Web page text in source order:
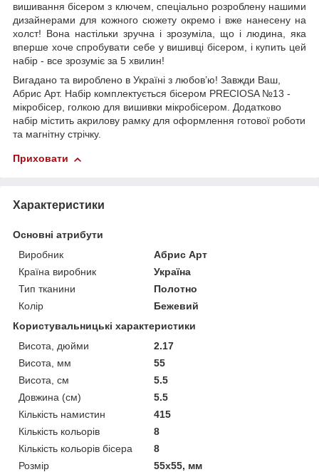
вишивання бісером з ключем, спеціально розроблену нашими
дизайнерами для кожного сюжету окремо і вже нанесену на
холст! Вона настільки зручна і зрозуміла, що і людина, яка
вперше хоче спробувати себе у вишивці бісером, і купить цей
набір - все зрозуміє за 5 хвилин!
Вигадано та вироблено в Україні з любов’ю! Завжди Ваш,
Абрис Арт. Набір комплектується бісером PRECIOSA №13 -
мікробісер, голкою для вишивки мікробісером. Додатково
набір містить акрилову рамку для оформлення готової роботи
та магнітну стрічку.
Приховати
Характеристики
Основні атрибути
Виробник
Абрис Арт
Країна виробник
Україна
Тип тканини
Полотно
Колір
Бежевий
Користувальницькі характеристики
Висота, дюйми
2.17
Висота, мм
55
Висота, см
5.5
Довжина (см)
5.5
Кількість намистин
415
Кількість кольорів
8
Кількість кольорів бісера
8
Розмір
55x55, мм